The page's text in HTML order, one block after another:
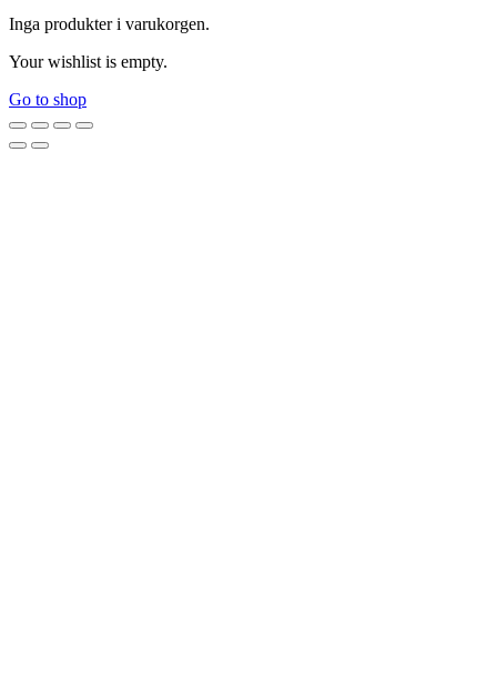
Inga produkter i varukorgen.
Your wishlist is empty.
Go to shop